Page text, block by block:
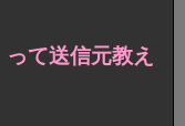
て送信元教え